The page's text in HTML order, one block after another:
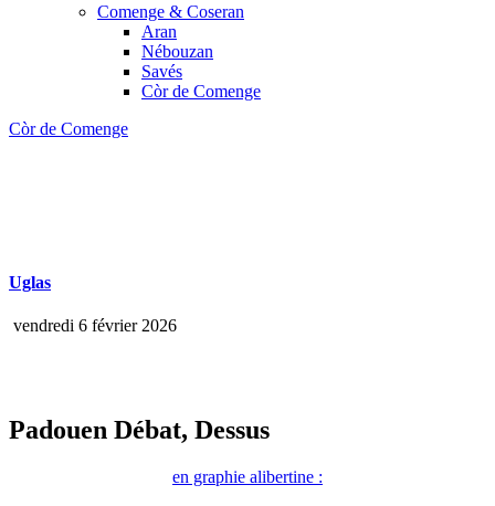
Comenge & Coseran
Aran
Nébouzan
Savés
Còr de Comenge
Còr de Comenge
Uglas
vendredi 6 février 2026
Padouen Débat, Dessus
en graphie alibertine :